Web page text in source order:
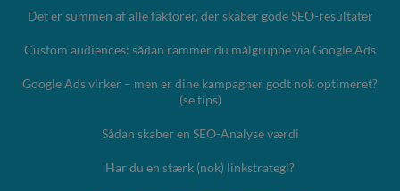
Det er summen af alle faktorer, der skaber gode SEO-resultater
Custom audiences: sådan rammer du målgruppe via Google Ads
Google Ads virker – men er dine kampagner godt nok optimeret?
(se tips)
Sådan skaber en SEO-Analyse værdi
Har du en stærk (nok) linkstrategi?